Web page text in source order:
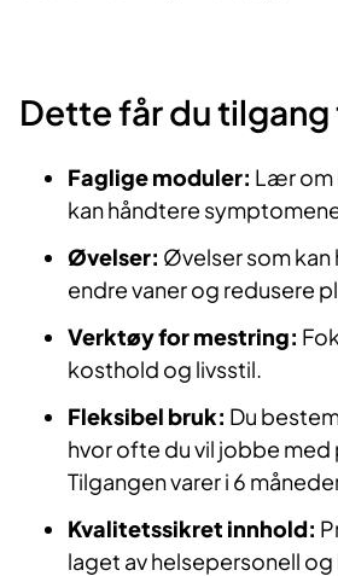
Dette får du tilgang
Faglige moduler: Lær om
kan håndtere
Øvelser: Øvelser som kan
endre vaner og redusere
Verktøy for mestring:
kosthold og livsstil.
Fleksibel bruk: Du
hvor ofte du vil jobbe
Tilgangen varer i 6
Kvalitetssikret innhold:
laget av helsepersonell